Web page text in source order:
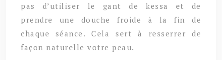
pas d’utiliser le gant de kessa et de
prendre une douche froide à la fin de
chaque séance. Cela sert à resserrer de
façon naturelle votre peau.